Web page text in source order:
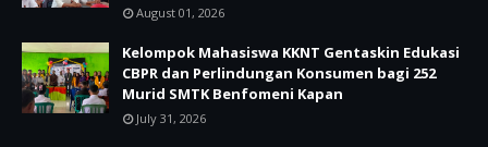
August 01, 2026
Kelompok Mahasiswa KKNT Gentaskin Edukasi
CBPR dan Perlindungan Konsumen bagi 252
Murid SMTK Benfomeni Kapan
July 31, 2026